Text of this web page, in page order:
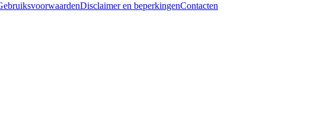
Disclaimer en beperkingenContacten